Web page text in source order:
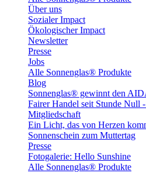
Über uns
Sozialer Impact
Ökologischer Impact
Newsletter
Presse
Jobs
Alle Sonnenglas® Produkte
Blog
Sonnenglas® gewinnt den
Fairer Handel seit Stunde
Mitgliedschaft
Ein Licht, das von Herzen
Sonnenschein zum Muttertag
Presse
Fotogalerie: Hello Sunshine
Alle Sonnenglas® Produkte